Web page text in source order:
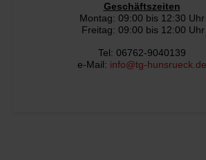
Geschäftszeiten
Montag: 09:00 bis 12:30 Uhr
Freitag: 09:00 bis 12:00 Uhr
Tel: 06762-9040139
e-Mail: info@tg-hunsrueck.de